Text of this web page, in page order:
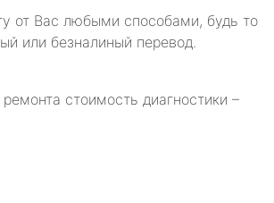
от Вас любыми способами, будь то
или безналиный перевод.
стоимость диагностики –